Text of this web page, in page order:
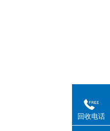
回收电话